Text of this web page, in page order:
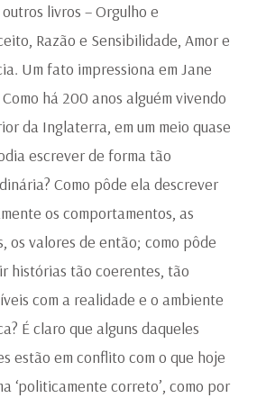
livros – Orgulho e
Razão e Sensibilidade, Amor e
Um fato impressiona em Jane
há 200 anos alguém vivendo
da Inglaterra, em um meio quase
escrever de forma tão
Como pôde ela descrever
os comportamentos, as
os valores de então; como pôde
histórias tão coerentes, tão
com a realidade e o ambiente
É claro que alguns daqueles
estão em conflito com o que hoje
‘politicamente correto’, como por